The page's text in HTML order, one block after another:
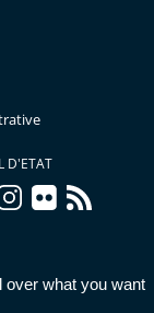
over what you want
D'ETAT
flickr rss
Données